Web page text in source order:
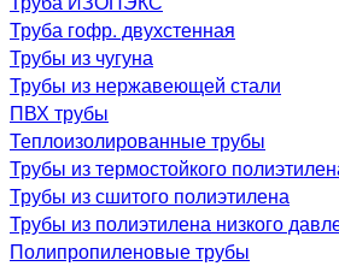
Труба гофр. двухстенная
Трубы из чугуна
Трубы из нержавеющей стали
ПВХ трубы
Теплоизолированные трубы
Трубы из термостойкого
Трубы из сшитого полиэтилена
Трубы из полиэтилена низкого
Полипропиленовые трубы